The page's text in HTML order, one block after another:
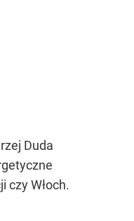
Duda
czy Włoch.